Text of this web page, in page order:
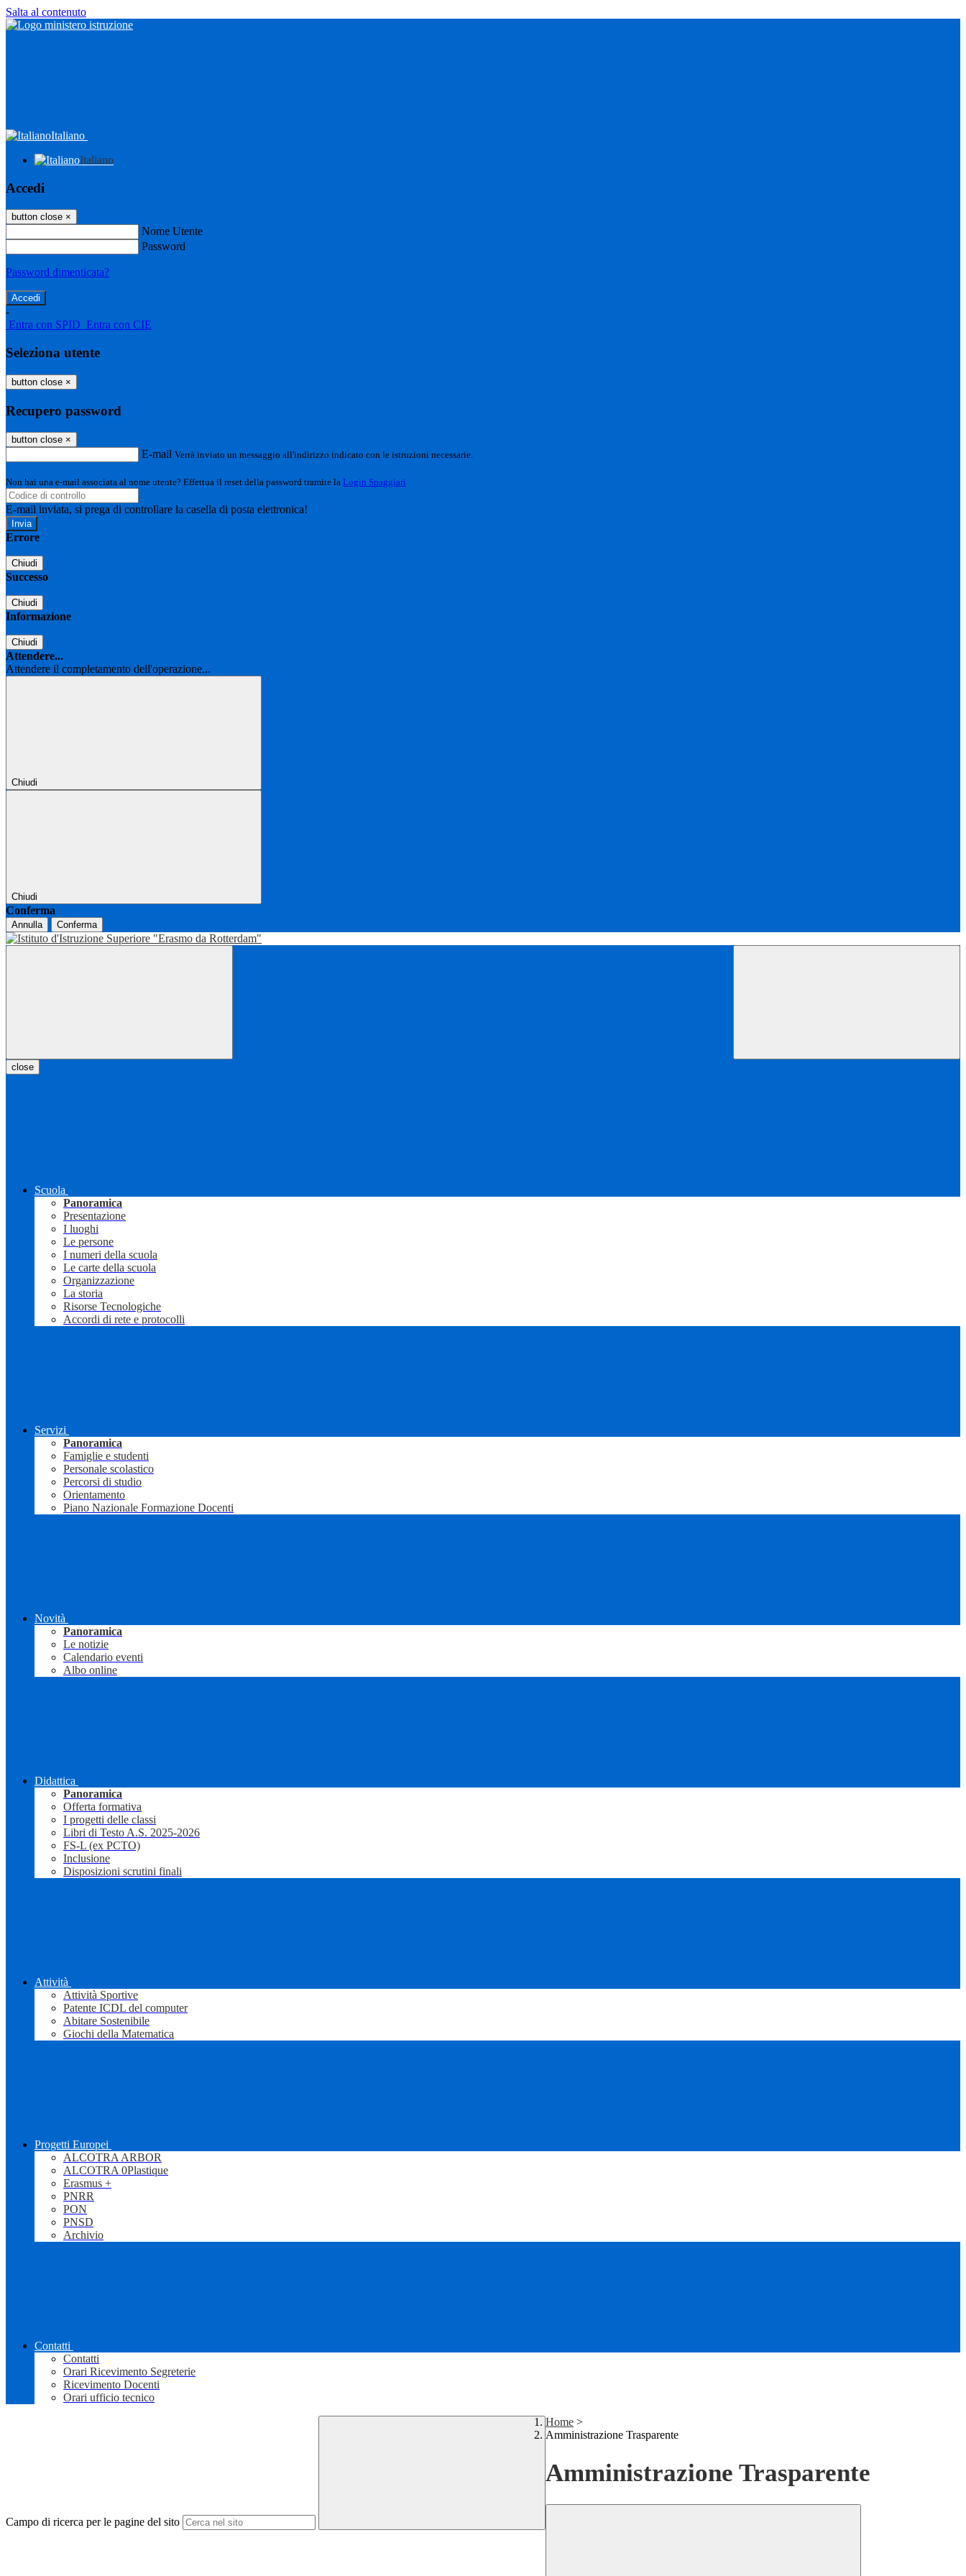
Salta al contenuto
Italiano
Italiano
Accedi
button close ×
Nome Utente
Password
Password dimenticata?
-
Entra con SPID Entra con CIE
Seleziona utente
button close ×
Recupero password
button close ×
E-mail Verrà inviato un messaggio all'indirizzo indicato con le istruzioni necessarie.
Non hai una e-mail associata al nome utente? Effettua il reset della password tramite la Login Spaggiari
E-mail inviata, si prega di controllare la casella di posta elettronica!
Errore
Chiudi
Successo
Chiudi
Informazione
Chiudi
Attendere...
Attendere il completamento dell'operazione...
Chiudi
Chiudi
Conferma
Annulla Conferma
close
Scuola
Panoramica
Presentazione
I luoghi
Le persone
I numeri della scuola
Le carte della scuola
Organizzazione
La storia
Risorse Tecnologiche
Accordi di rete e protocolli
Servizi
Panoramica
Famiglie e studenti
Personale scolastico
Percorsi di studio
Orientamento
Piano Nazionale Formazione Docenti
Novità
Panoramica
Le notizie
Calendario eventi
Albo online
Didattica
Panoramica
Offerta formativa
I progetti delle classi
Libri di Testo A.S. 2025-2026
FS-L (ex PCTO)
Inclusione
Disposizioni scrutini finali
Attività
Attività Sportive
Patente ICDL del computer
Abitare Sostenibile
Giochi della Matematica
Progetti Europei
ALCOTRA ARBOR
ALCOTRA 0Plastique
Erasmus +
PNRR
PON
PNSD
Archivio
Contatti
Contatti
Orari Ricevimento Segreterie
Ricevimento Docenti
Orari ufficio tecnico
Campo di ricerca per le pagine del sito
Home >
Amministrazione Trasparente
Amministrazione Trasparente